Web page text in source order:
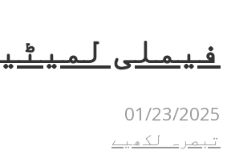
فیملی
01/23/2025
تبصرہ لکھیے